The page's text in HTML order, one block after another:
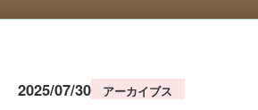
2025/07/30 アーカイブス